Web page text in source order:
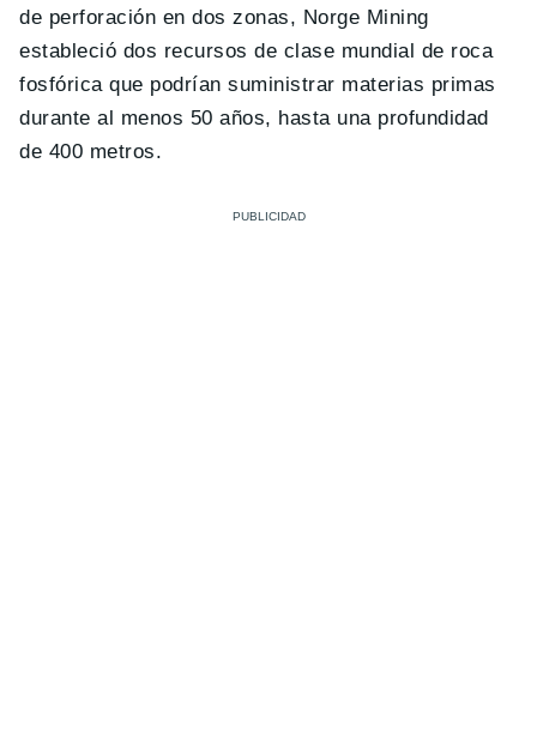
de perforación en dos zonas, Norge Mining
estableció dos recursos de clase mundial de roca
fosfórica que podrían suministrar materias primas
durante al menos 50 años, hasta una profundidad
de 400 metros.